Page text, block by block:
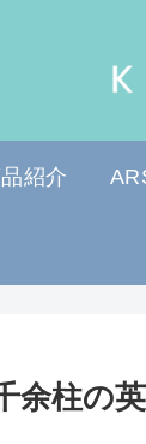
紹介
余柱の